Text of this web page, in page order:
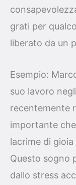
grati per
liberato da un
Esempio:
suo lavoro
recentemente
importante
lacrime di
Questo sogno
dallo stress